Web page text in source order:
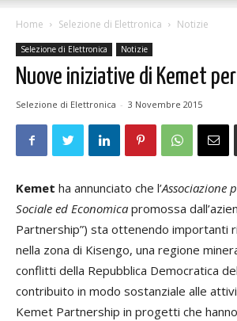
Home Selezione di Elettronica Notizie
Selezione di Elettronica Notizie
Nuove iniziative di Kemet
Selezione di Elettronica - 3 Novembre 2015
Kemet ha annunciato che l’Associazione
Sociale ed Economica promossa
Partnership”) sta ottenendo importanti
nella zona di Kisengo, una regione
conflitti della Repubblica Democratica
contribuito in modo sostanziale alle
Kemet Partnership in progetti che